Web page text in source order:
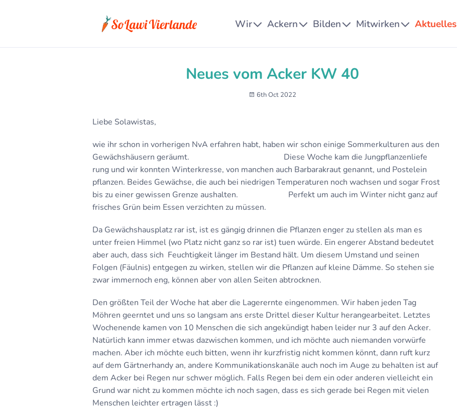
Wir Ackern Bilden Mitwirken Aktuelles
Neues vom Acker KW 40
6th Oct 2022
Liebe Solawistas,
wie ihr schon in vorherigen NvA erfahren habt, haben wir schon einige Sommerkulturen aus den
Gewächshäusern geräumt. Diese Woche kam die Jungpflanzenliefe
rung und wir konnten Winterkresse, von manchen auch Barbarakraut genannt, und Postelein
pflanzen. Beides Gewächse, die auch bei niedrigen Temperaturen noch wachsen und sogar Frost
bis zu einer gewissen Grenze aushalten. Perfekt um auch im Winter nicht ganz auf
frisches Grün beim Essen verzichten zu müssen.
Da Gewächshausplatz rar ist, ist es gängig drinnen die Pflanzen enger zu stellen als man es
unter freien Himmel (wo Platz nicht ganz so rar ist) tuen würde. Ein engerer Abstand bedeutet
aber auch, dass sich Feuchtigkeit länger im Bestand hält. Um diesem Umstand und seinen
Folgen (Fäulnis) entgegen zu wirken, stellen wir die Pflanzen auf kleine Dämme. So stehen sie
zwar immernoch eng, können aber von allen Seiten abtrocknen.
Den größten Teil der Woche hat aber die Lagerernte eingenommen. Wir haben jeden Tag
Möhren geerntet und uns so langsam ans erste Drittel dieser Kultur herangearbeitet. Letztes
Wochenende kamen von 10 Menschen die sich angekündigt haben leider nur 3 auf den Acker.
Natürlich kann immer etwas dazwischen kommen, und ich möchte auch niemanden vorwürfe
machen. Aber ich möchte euch bitten, wenn ihr kurzfristig nicht kommen könnt, dann ruft kurz
auf dem Gärtnerhandy an, andere Kommunikationskanäle auch noch im Auge zu behalten ist auf
dem Acker bei Regen nur schwer möglich. Falls Regen bei dem ein oder anderen vielleicht ein
Grund war nicht zu kommen möchte ich noch sagen, dass es sich gerade bei Regen mit vielen
Menschen leichter ertragen lässt :)